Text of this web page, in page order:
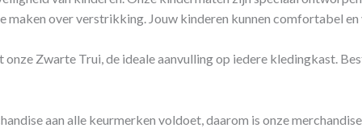
maken over verstrikking. Jouw kinderen kunnen comfortabel
Zwarte Trui, de ideale aanvulling op iedere kledingkast.
aan alle keurmerken voldoet, daarom is onze